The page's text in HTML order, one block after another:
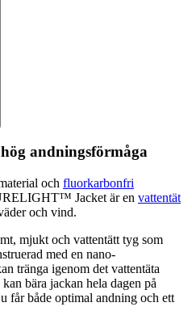
andningsförmåga
och fluorkarbonfri
Jacket är en vattentät
och vind.
mjukt och vattentätt tyg som
med en nano-
tränga igenom det vattentäta
bära jackan hela dagen på
får både optimal andning och ett